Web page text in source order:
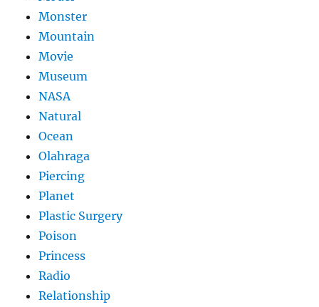
Monster
Mountain
Movie
Museum
NASA
Natural
Ocean
Olahraga
Piercing
Planet
Plastic Surgery
Poison
Princess
Radio
Relationship